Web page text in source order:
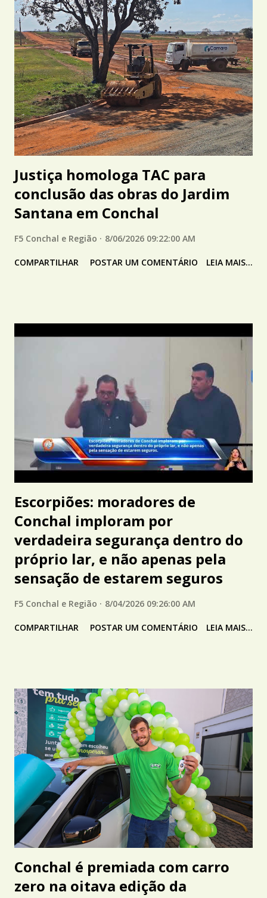
Justiça homologa TAC para
conclusão das obras do Jardim
Santana em Conchal
F5 Conchal e Região 8/06/2026 09:22:00 AM
COMPARTILHAR POSTAR UM COMENTÁRIO LEIA MAIS...
Escorpiões: moradores de
Conchal imploram por
verdadeira segurança dentro do
próprio lar, e não apenas pela
sensação de estarem seguros
F5 Conchal e Região 8/04/2026 09:26:00 AM
COMPARTILHAR POSTAR UM COMENTÁRIO LEIA MAIS...
Conchal é premiada com carro
zero na oitava edição da